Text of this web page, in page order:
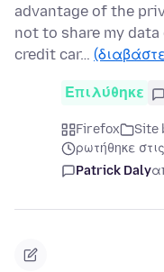
advantage of the
not to share my
credit car…
Επιλύθηκε
Firefox
Site
ρωτήθηκε
Patrick Daly